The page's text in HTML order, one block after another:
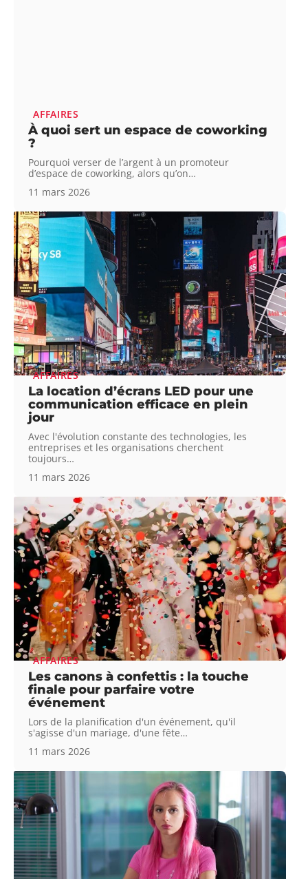
AFFAIRES
À quoi sert un espace de coworking
?
Pourquoi verser de l’argent à un promoteur
d’espace de coworking, alors qu’on…
11 mars 2026
AFFAIRES
La location d’écrans LED pour une
communication efficace en plein
jour
Avec l'évolution constante des technologies, les
entreprises et les organisations cherchent
toujours…
11 mars 2026
AFFAIRES
Les canons à confettis : la touche
finale pour parfaire votre
événement
Lors de la planification d'un événement, qu'il
s'agisse d'un mariage, d'une fête…
11 mars 2026